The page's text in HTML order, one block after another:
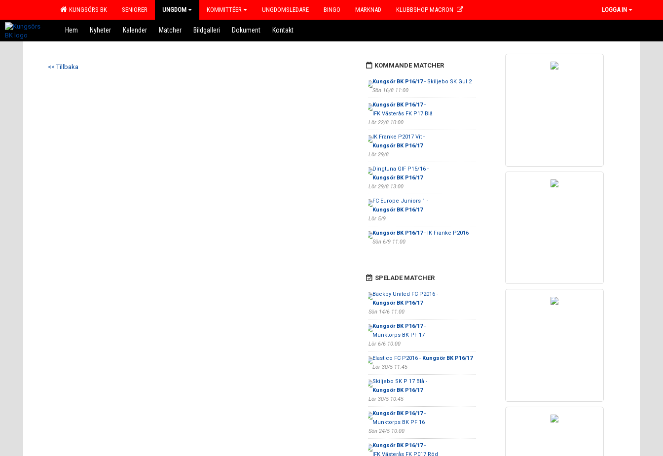
KUNGSÖRS BK SENIORER UNGDOM KOMMITTÉER UNGDOMSLEDARE BINGO MARKNAD KLUBBSHOP MACRON LOGGA IN
Hem Nyheter Kalender Matcher Bildgalleri Dokument Kontakt
<< Tillbaka KOMMANDE MATCHER
Kungsör BK P16/17- Skiljebo SK Gul 2
Sön 16/8 11:00
Kungsör BK P16/17-
IFK Västerås FK P17 Blå
Lör 22/8 10:00
IK Franke P2017 Vit -
Kungsör BK P16/17
Lör 29/8
Dingtuna GIF P15/16 -
Kungsör BK P16/17
Lör 29/8 13:00
FC Europe Juniors 1 -
Kungsör BK P16/17
Lör 5/9
Kungsör BK P16/17- IK Franke P2016
Sön 6/9 11:00
SPELADE MATCHER
Bäckby United FC P2016 -
Kungsör BK P16/17
Sön 14/6 11:00
Kungsör BK P16/17-
Munktorps BK PF 17
Lör 6/6 10:00
Elastico FC P2016 - Kungsör BK P16/17
Lör 30/5 11:45
Skiljebo SK P 17 Blå -
Kungsör BK P16/17
Lör 30/5 10:45
Kungsör BK P16/17-
Munktorps BK PF 16
Sön 24/5 10:00
Kungsör BK P16/17-
IFK Västerås FK P017 Röd